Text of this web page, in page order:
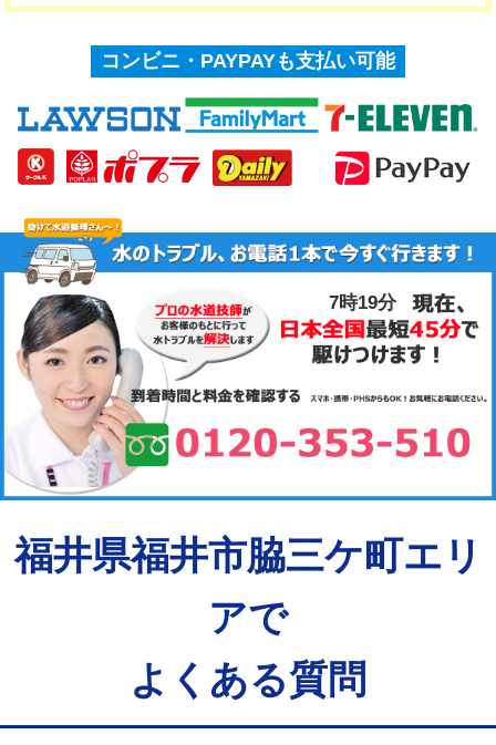
コンビニ・PAYPAYも支払い可能
7時19分
福井県福井市脇三ケ町エリ
アで
よくある質問